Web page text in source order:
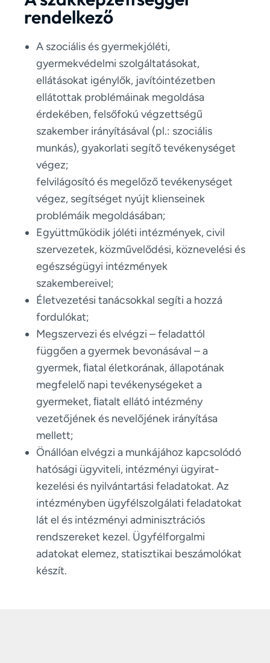
rendelkező
A szociális és gyermekjóléti,
gyermekvédelmi szolgáltatásokat,
ellátásokat igénylők, javítóintézetben
ellátottak problémáinak megoldása
érdekében, felsőfokú végzettségű
szakember irányításával (pl.: szociális
munkás), gyakorlati segítő tevékenységet
végez;
felvilágosító és megelőző tevékenységet
végez, segítséget nyújt klienseinek
problémáik megoldásában;
Együttműködik jóléti intézmények, civil
szervezetek, közművelődési, köznevelési és
egészségügyi intézmények
szakembereivel;
Életvezetési tanácsokkal segíti a hozzá
fordulókat;
Megszervezi és elvégzi – feladattól
függően a gyermek bevonásával – a
gyermek, ﬁatal életkorának, állapotának
megfelelő napi tevékenységeket a
gyermeket, ﬁatalt ellátó intézmény
vezetőjének és nevelőjének irányítása
mellett;
Önállóan elvégzi a munkájához kapcsolódó
hatósági ügyviteli, intézményi ügyirat-
kezelési és nyilvántartási feladatokat. Az
intézményben ügyfélszolgálati feladatokat
lát el és intézményi adminisztrációs
rendszereket kezel. Ügyfélforgalmi
adatokat elemez, statisztikai beszámolókat
készít.